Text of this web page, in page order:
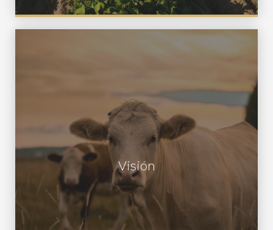
Visión
Ser reconocido como el líder
proveedor e innovador de productos
de origen animal tanto para consumo
animal, humano, farmacéutico como
para aplicaciones agrícolas. Trabajar
en un ambiente de estímulo y desafío
donde se fomente la comunicación
abierta